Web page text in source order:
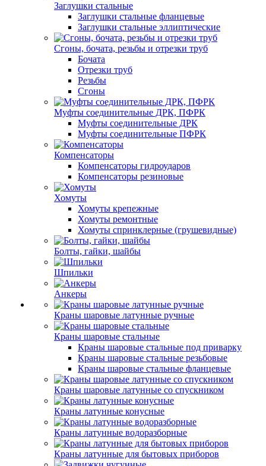
Заглушки стальные
Заглушки стальные фланцевые
Заглушки стальные эллиптические
Сгоны, бочата, резьбы и отрезки труб
Бочата
Отрезки труб
Резьбы
Сгоны
Муфты соединительные ДРК, ПФРК
Муфты соединительные ДРК
Муфты соединительные ПФРК
Компенсаторы
Компенсаторы гидроударов
Компенсаторы резиновые
Хомуты
Хомуты крепежные
Хомуты ремонтные
Хомуты спринклерные (грушевидные)
Болты, гайки, шайбы
Шпильки
Анкеры
Краны шаровые латунные ручные
Краны шаровые стальные
Краны шаровые стальные под приварку
Краны шаровые стальные резьбовые
Краны шаровые стальные фланцевые
Краны шаровые латунные со спускником
Краны латунные конусные
Краны латунные водоразборные
Краны латунные для бытовых приборов